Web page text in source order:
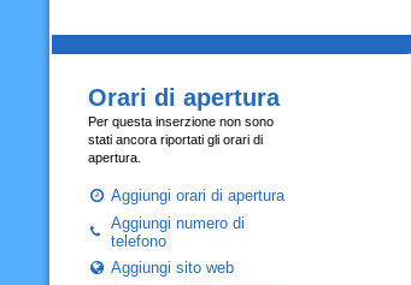
Orari di apertura
Per questa inserzione non sono
stati ancora riportati gli orari di
apertura.
Aggiungi orari di apertura
Aggiungi numero di
telefono
Aggiungi sito web